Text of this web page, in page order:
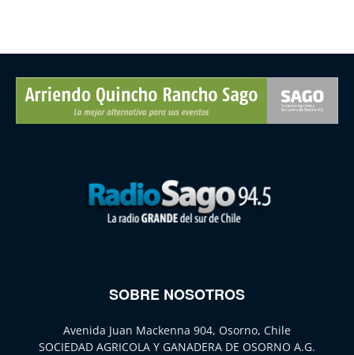
SOBRE NOSOTROS
Avenida Juan Mackenna 904, Osorno, Chile
SOCIEDAD AGRICOLA Y GANADERA DE OSORNO A.G.